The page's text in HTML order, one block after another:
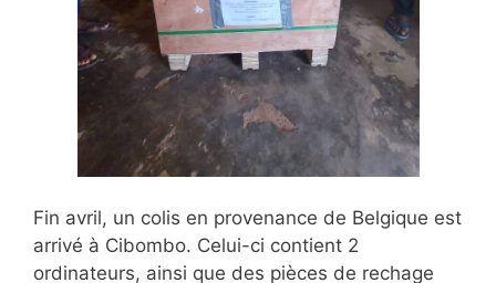
Fin avril, un colis en provenance de Belgique est
arrivé à Cibombo. Celui-ci contient 2
ordinateurs, ainsi que des pièces de rechage